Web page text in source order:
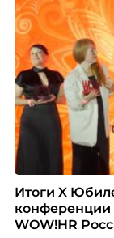
Итоги X
конференции
WOW!HR